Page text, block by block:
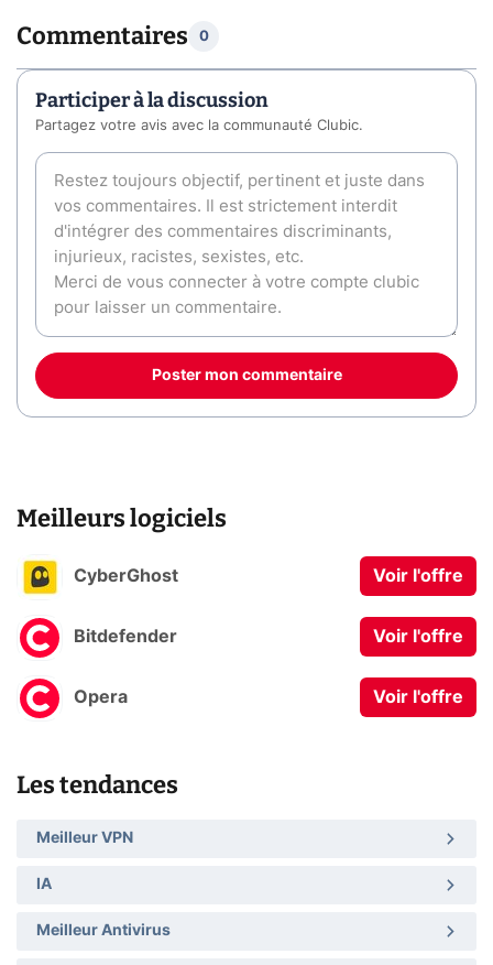
Commentaires 0
Participer à la discussion
Partagez votre avis avec la communauté Clubic.
Poster mon commentaire
Meilleurs logiciels
CyberGhost Voir l'offre
Bitdefender Voir l'offre
Opera Voir l'offre
Les tendances
Meilleur VPN
IA
Meilleur Antivirus